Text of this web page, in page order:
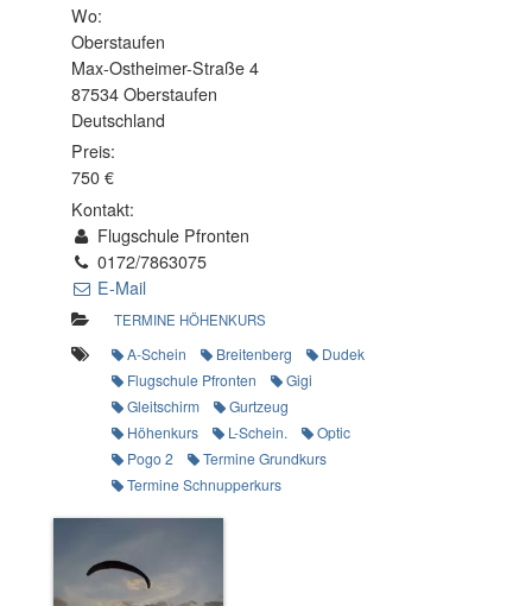
Wo:
Oberstaufen
Max-Ostheimer-Straße 4
87534 Oberstaufen
Deutschland
Preis:
750 €
Kontakt:
Flugschule Pfronten
0172/7863075
E-Mail
TERMINE HÖHENKURS
A-Schein Breitenberg
Dudek
Flugschule Pfronten
Gigi
Gleitschirm
Gurtzeug
Höhenkurs
L-Schein.
Optic
Pogo 2
Termine Grundkurs
Termine Schnupperkurs